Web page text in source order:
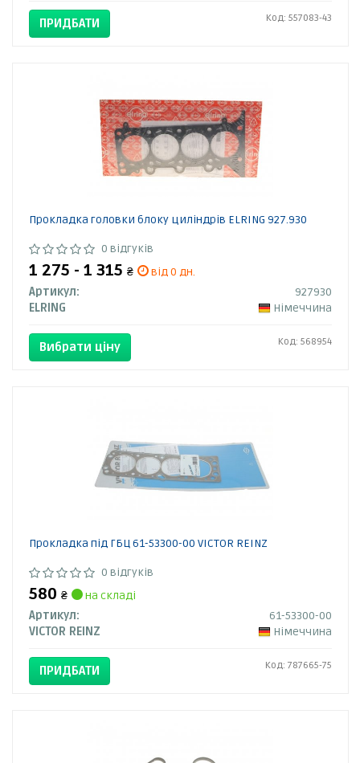
ПРИДБАТИ Код: 557083-43
Прокладка головки блоку циліндрів ELRING 927.930
0 відгуків
1 275 - 1 315 ₴
від 0 дн.
Артикул:
927930
ELRING
Німеччина
Вибрати ціну Код: 568954
Прокладка під ГБЦ 61-53300-00 VICTOR REINZ
0 відгуків
580 ₴
на складі
Артикул:
61-53300-00
VICTOR REINZ
Німеччина
ПРИДБАТИ Код: 787665-75